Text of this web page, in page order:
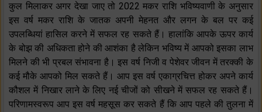
कुल मिलाकर अगर देखा जाए तो 2022 मकर राशि भविष्यवाणी के अनुसार
इस वर्ष मकर राशि के जातक अपनी मेहनत और लगन के बल पर कई
उपलब्धियां हासिल करने में सफल रह सकते हैं। हालांकि आपके ऊपर कार्य
के बोझ की अधिकता होने की आशंका है लेकिन भविष्य में आपको इसका लाभ
मिलने की भी प्रबल संभावना है। इस वर्ष निजी व पेशेवर जीवन में तरक्की के
कई मौके आपको मिल सकते हैं। आप इस वर्ष एकाग्रचित्त होकर अपने कार्य
कौशल में निखार लाने के लिए नई चीजों को सीखने में सफल रह सकते हैं।
परिणामस्वरूप आप इस वर्ष महसूस कर सकते हैं कि आप पहले की तुलना में